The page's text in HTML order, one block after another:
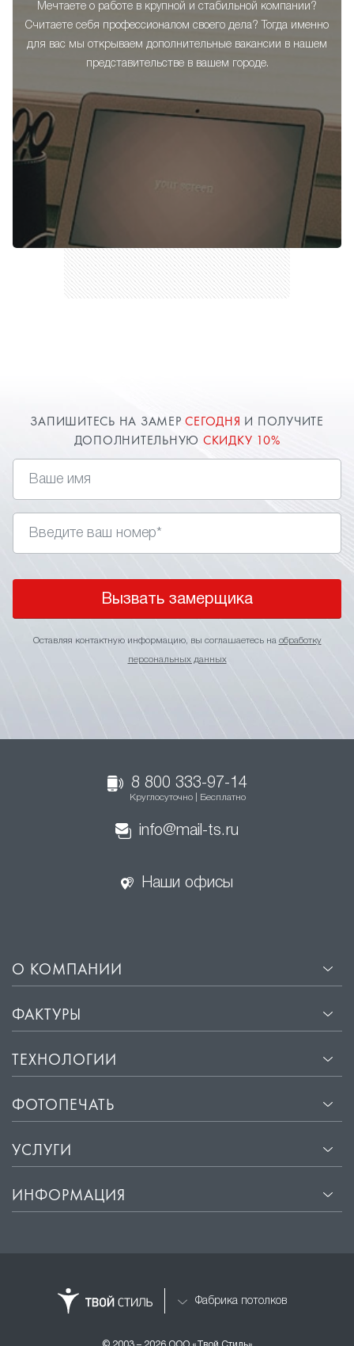
Мечтаете о работе в крупной и стабильной компании?
Считаете себя профессионалом своего дела? Тогда именно
для вас мы открываем дополнительные вакансии в нашем
представительстве в вашем городе.
ЗАПИШИТЕСЬ НА ЗАМЕРСЕГОДНЯ И ПОЛУЧИТЕ
ДОПОЛНИТЕЛЬНУЮ СКИДКУ 10%
Вызвать замерщика
Оставляя контактную информацию, вы соглашаетесь на обработку
персональных данных
8 800 333-97-14
Круглосуточно | Бесплатно
info@mail-ts.ru
Наши офисы
О КОМПАНИИ
ФАКТУРЫ
ТЕХНОЛОГИИ
ФОТОПЕЧАТЬ
УСЛУГИ
ИНФОРМАЦИЯ
Фабрика потолков